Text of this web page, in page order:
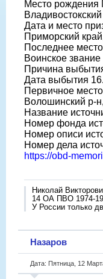
Место рождения
Дата и место
Приморский
Последнее
Воинское
Причина
Дата выбытия
Первичное
Волошинский р-
Название
Номер фонда
Номер описи
Номер дела
https://obd-
Николай
14 ОА ПВО 1974-
У России только
Назаров
Дата: Пятница, 12